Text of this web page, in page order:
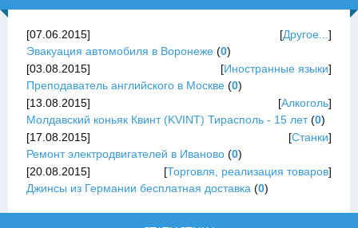
[07.06.2015] [Другое... ]
Эвакуация автомобиля в Воронеже (0)
[03.08.2015]
[Иностранные языки]
Преподаватель английского в Москве (0)
[13.08.2015]
[Алкоголь]
Молдавский коньяк Квинт (KVINT) Тирасполь - 15 лет (0)
[17.08.2015]
[Станки]
Ремонт электродвигателей в Иваново (0)
[20.08.2015]
[Торговля, реализация товаров]
Джинсы из Германии бесплатная доставка (0)